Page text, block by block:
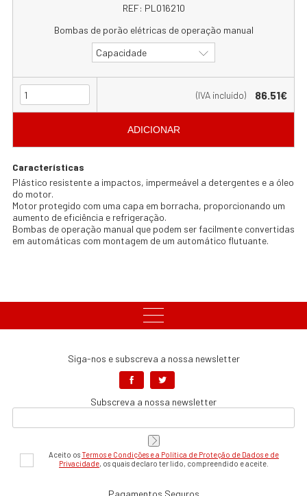
REF: PL016210
Bombas de porão elétricas de operação manual
Capacidade
(IVA incluído) 86.51€
ADICIONAR
Características
Plástico resistente a impactos, impermeável a detergentes e a óleo
do motor.
Motor protegido com uma capa em borracha, proporcionando um
aumento de eficiência e refrigeração.
Bombas de operação manual que podem ser facilmente convertidas
em automáticas com montagem de um automático flutuante.
Siga-nos e subscreva a nossa newsletter
Subscreva a nossa newsletter
Aceito osTermos e Condições e a Política de Proteção de Dados e de
Privacidade, os quais declaro ter lido, compreendido e aceite.